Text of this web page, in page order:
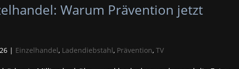
Warum Prävention jetzt
| Einzelhandel, Ladendiebstahl, Prävention,TV